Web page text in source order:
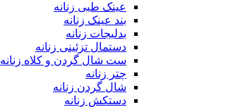
عینک طبی زنانه
بند عینک زنانه
بدلیجات زنانه
دستمال تزئینی زنانه
ست شال گردن و کلاه زنانه
چتر زنانه
شال گردن زنانه
دستکش زنانه